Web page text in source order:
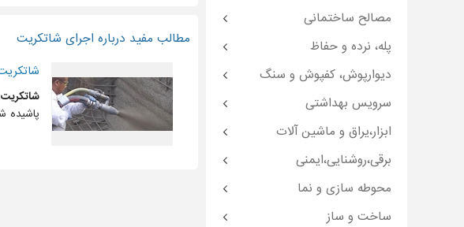
مطالب مفید درباره اجرای شاتکریت
شاتکریت
پاشیده
مصالح ساختمانی
پله، نرده و حفاظ
دیوارپوش، کفپوش و سنگ
سرویس بهداشتی
ابزار،یراق و ماشین آلات
برقی،روشنایی،ایمنی
محوطه سازی و نما
ساخت و ساز